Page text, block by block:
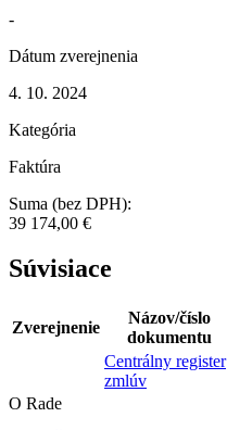
-
Dátum zverejnenia
4. 10. 2024
Kategória
Faktúra
Suma (bez DPH):
39 174,00 €
Súvisiace
Zverejnenie
Názov/číslo
dokumentu
Centrálny register
zmlúv
O Rade